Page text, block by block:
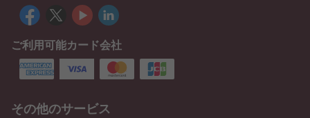
ご利用可能カード会社
その他のサービス